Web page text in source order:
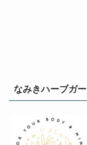
なみきハーブガ